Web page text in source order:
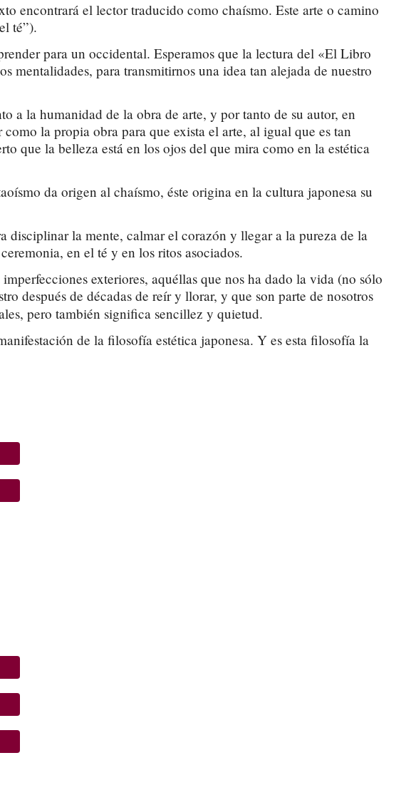
encontrará el lector traducido como chaísmo. Este arte o camino
té”).
para un occidental. Esperamos que la lectura del «El Libro
mentalidades, para transmitirnos una idea tan alejada de nuestro
a la humanidad de la obra de arte, y por tanto de su autor, en
la propia obra para que exista el arte, al igual que es tan
que la belleza está en los ojos del que mira como en la estética
da origen al chaísmo, éste origina en la cultura japonesa su
disciplinar la mente, calmar el corazón y llegar a la pureza de la
en el té y en los ritos asociados.
imperfecciones exteriores, aquéllas que nos ha dado la vida (no sólo
después de décadas de reír y llorar, y que son parte de nosotros
pero también significa sencillez y quietud.
de la filosofía estética japonesa. Y es esta filosofía la